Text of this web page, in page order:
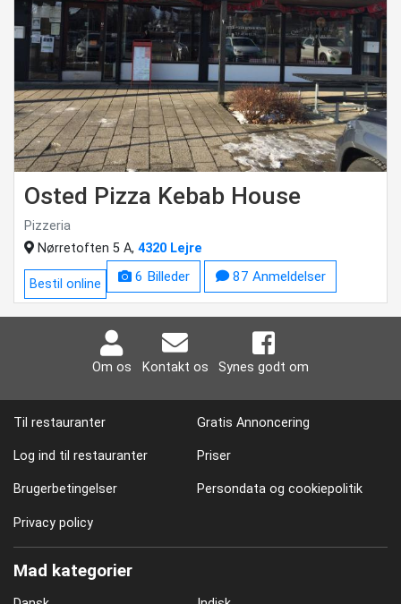
Osted Pizza Kebab House
Pizzeria
Nørretoften 5 A,4320 Lejre
6 Billeder 87 Anmeldelser
Bestil online
Om os Kontakt os Synes godt om
Til restauranter Gratis Annoncering
Log ind til restauranter Priser
Brugerbetingelser Persondata og cookiepolitik
Privacy policy
Mad kategorier